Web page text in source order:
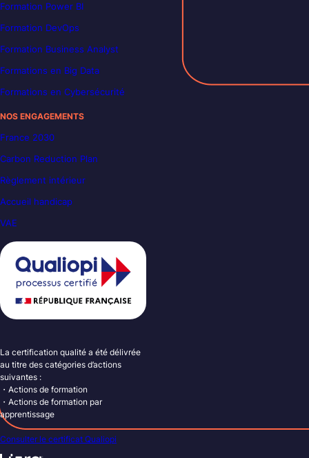
Formation Power BI
Formation DevOps
Formation Business Analyst
Formations en Big Data
Formations en Cybersécurité
NOS ENGAGEMENTS
France 2030
Carbon Reduction Plan
Règlement intérieur
Accueil handicap
VAE
La certification qualité a été délivrée
au titre des catégories d’actions
suivantes :
・Actions de formation
・Actions de formation par
apprentissage
Consulter le certificat Qualiopi